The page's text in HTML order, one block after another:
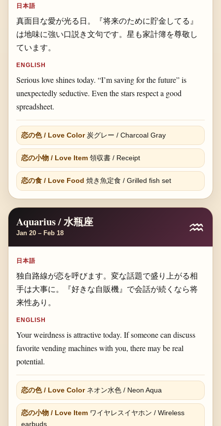
日本語
真面目な愛が光る日。『将来のために貯金してる』
は地味に強い口説き文句です。星も家計簿を尊敬し
ています。
ENGLISH
Serious love shines today. “I’m saving for the future” is
unexpectedly seductive. Even the stars respect a good
spreadsheet.
恋の色 / Love Color炭グレー / Charcoal Gray
恋の小物 / Love Item領収書 / Receipt
恋の食 / Love Food 焼き魚定食 / Grilled fish set
Aquarius / 水瓶座
Jan 20 – Feb 18 ♒
日本語
独自路線が恋を呼びます。変な話題で盛り上がる相
手は大事に。『好きな自販機』で会話が続くなら将
来性あり。
ENGLISH
Your weirdness is attractive today. If someone can discuss
favorite vending machines with you, there may be real
potential.
恋の色 / Love Colorネオン水色 / Neon Aqua
恋の小物 / Love Itemワイヤレスイヤホン / Wireless
earbuds